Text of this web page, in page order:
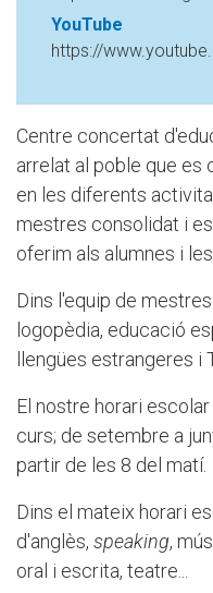
YouTube
https://
Centre concertat
arrelat al poble que es
en les diferents
mestres consolidat i
oferim als alumnes i
Dins l'equip de
logopèdia, educació
llengües estrangeres i
El nostre horari
curs; de setembre a
partir de les 8 del matí.
Dins el mateix horari
d'anglès, speaking,
oral i escrita, teatre...